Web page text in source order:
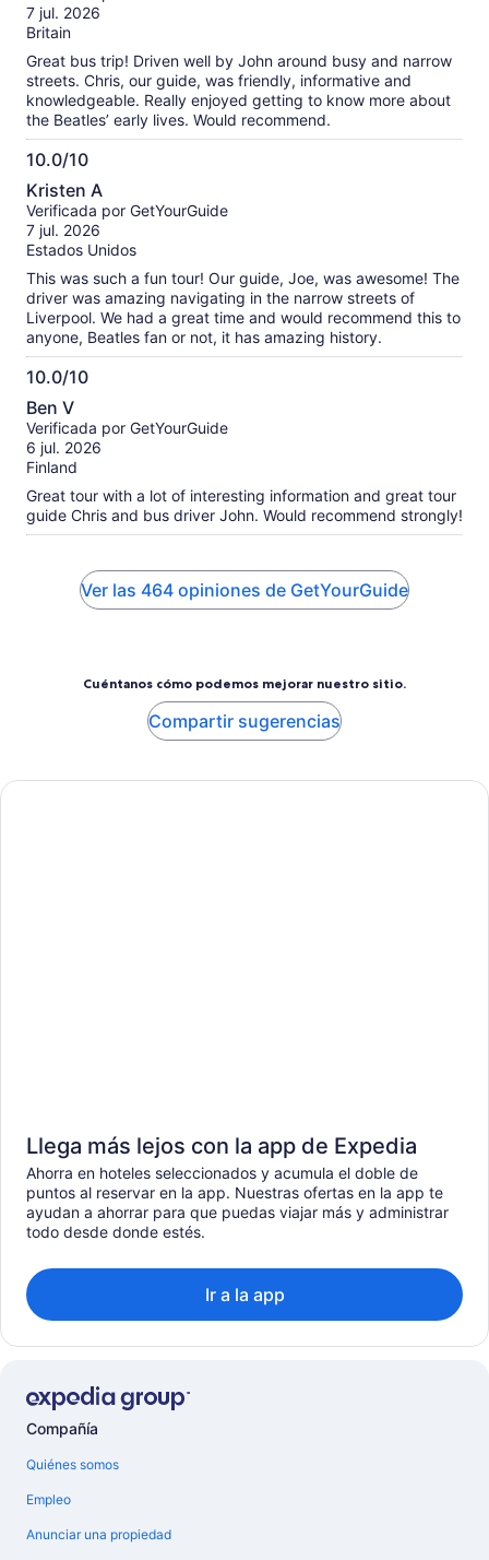
10
7 jul. 2026
Britain
Great bus trip! Driven well by John around busy and narrow
streets. Chris, our guide, was friendly, informative and
knowledgeable. Really enjoyed getting to know more about
the Beatles’ early lives. Would recommend.
10.0/10
10.0
de
10
Kristen A
Verificada por GetYourGuide
7 jul. 2026
Estados Unidos
This was such a fun tour! Our guide, Joe, was awesome! The
driver was amazing navigating in the narrow streets of
Liverpool. We had a great time and would recommend this to
anyone, Beatles fan or not, it has amazing history.
10.0/10
10.0
de
10
Ben V
Verificada por GetYourGuide
6 jul. 2026
Finland
Great tour with a lot of interesting information and great tour
guide Chris and bus driver John. Would recommend strongly!
Ver las 464 opiniones de GetYourGuide
Cuéntanos cómo podemos mejorar nuestro sitio.
Compartir sugerencias
Llega más lejos con la app de Expedia
Ahorra en hoteles seleccionados y acumula el doble de
puntos al reservar en la app. Nuestras ofertas en la app te
ayudan a ahorrar para que puedas viajar más y administrar
todo desde donde estés.
Ir a la app
Compañía
Quiénes somos
Empleo
Anunciar una propiedad